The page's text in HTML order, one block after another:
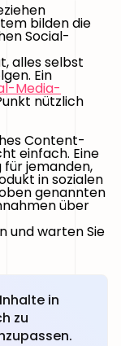
bilden die
Social-
alles selbst
Ein
Media-
nützlich
Content-
einfach. Eine
jemanden,
in sozialen
genannten
über
und warten Sie
in
zu